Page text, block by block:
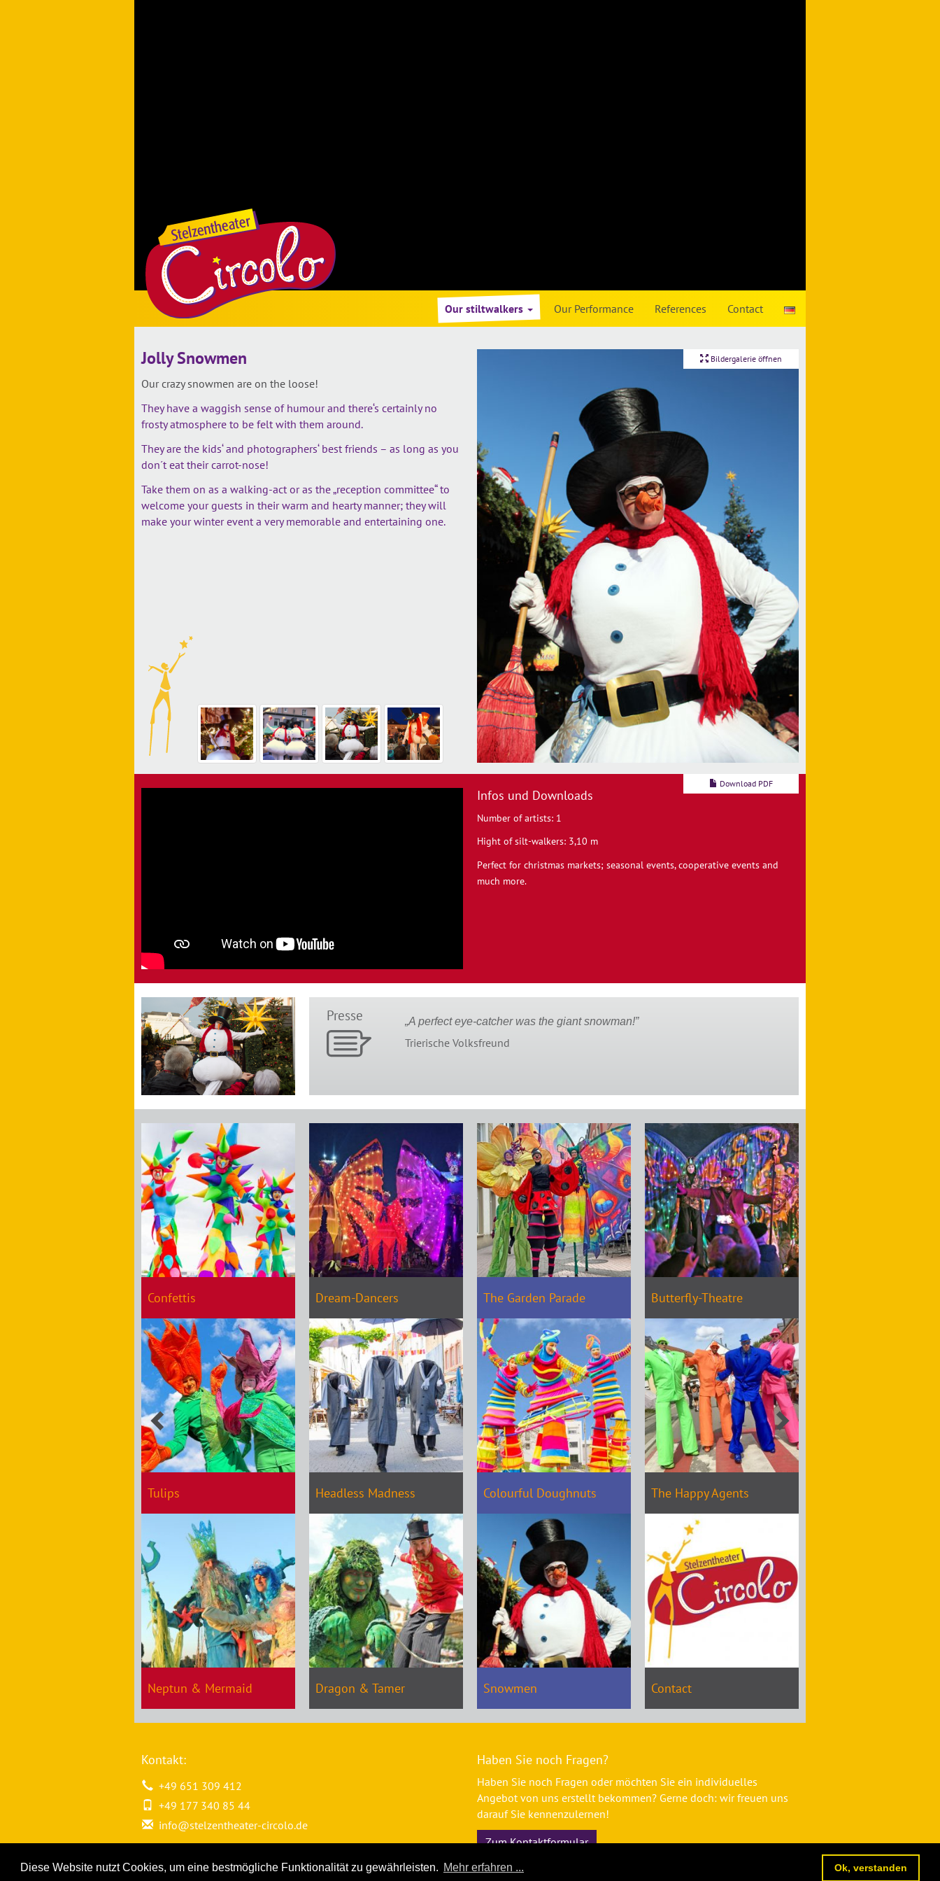
Diese Website nutzt Cookies, um eine bestmögliche Funktionalität zu gewährleisten. Mehr erfahren ... Ok, verstanden
Our stiltwalkers Our Performance References Contact
Jolly Snowmen
Our crazy snowmen are on the loose!
They have a waggish sense of humour and there‘s certainly no
frosty atmosphere to be felt with them around.
They are the kids‘ and photographers‘ best friends – as long as you
don´t eat their carrot-nose!
Take them on as a walking-act or as the „reception committee“ to
welcome your guests in their warm and hearty manner; they will
make your winter event a very memorable and entertaining one.
Bildergalerie öffnen
Infos und Downloads
Download PDF
Number of artists: 1
Hight of silt-walkers: 3,10 m
Perfect for christmas markets; seasonal events, cooperative events and
much more.
Presse „A perfect eye-catcher was the giant snowman!”
Trierische Volksfreund
Confettis Dream-Dancers The Garden Parade Butterfly-Theatre
Tulips Headless Madness Colourful Doughnuts The Happy Agents
Neptun & Mermaid Dragon & Tamer Snowmen Contact
Vorherige
Slide
laden
Vorherige
Slide
laden
Kontakt:
+49 651 309 412
+49 177 340 85 44
info@stelzentheater-circolo.de
Haben Sie noch Fragen?
Haben Sie noch Fragen oder möchten Sie ein individuelles
Angebot von uns erstellt bekommen? Gerne doch: wir freuen uns
darauf Sie kennenzulernen!
Zum Kontaktformular